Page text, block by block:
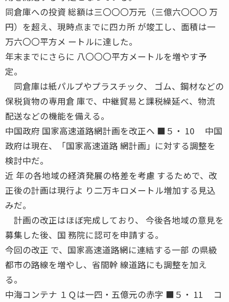
同倉庫への投資 総額は三〇〇〇万元（三億六〇〇〇 万
円）を超え、現時点までに四カ所 が竣工し、面積は一
万六〇〇平方メ ートルに達した。
年末までにさらに 八〇〇〇平方メートルを増やす予
定。
同倉庫は紙パルプやプラスチック、 ゴム、鋼材などの
保税貨物の専用倉 庫で、中継貿易と課税繰延べ、物流
配送などの機能を備える。
中国政府 国家高速道路網計画を改正へ ■５・ 10 中国
政府は現在、「国家高速道路 網計画」に対する調整を
検討中だ。
近 年の各地域の経済発展の格差を考慮 するためで、改
正後の計画は現行よ り二万キロメートル増加する見込
みだ。
計画の改正はほぼ完成しており、 今後各地域の意見を
募集した後、国 務院に認可を申請する。
今回の改正 で、国家高速道路網に連結する一部 の県級
都市の路線を増やし、省間幹 線道路にも調整を加え
る。
中海コンテナ １Ｑは一四・五億元の赤字 ■５・ 11 コ